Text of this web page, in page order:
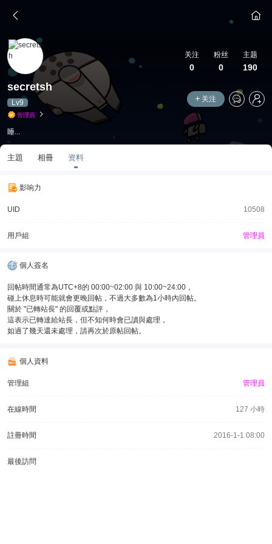
关注
0
粉丝
0
主题
190
secretsh
Lv9 关注
管理員
睡...
主題 相冊 资料
影响力
UID 10508
用戶組 管理員
個人簽名
回帖時間通常為UTC+8的 00:00~02:00 與 10:00~24:00，
碰上休息時可能就會更晚回帖，不過大多數為1小時內回帖。
關於 "已轉站長" 的回覆或點評，
這表示已轉達給站長，但不知何時會已讀與處理，
如過了幾天還未處理，請再次於原帖回帖。
個人資料
管理組 管理員
在線時間 127 小時
註冊時間 2016-1-1 08:00
最後訪問